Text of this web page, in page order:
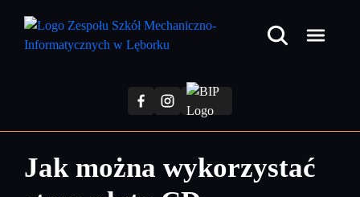
treści
Jak można wykorzystać